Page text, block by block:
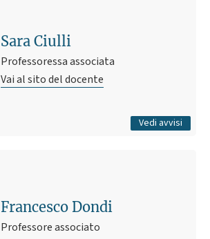
Sara Ciulli
Professoressa associata
Vai al sito del docente
Vedi avvisi
16 maggio 2023 08:14
Tutti gli avvisi
Francesco Dondi
Professore associato